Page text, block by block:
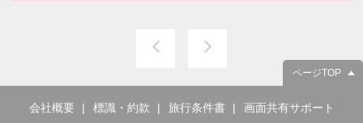
ページTOP
会社概要 標識・約款 旅行条件書 画面共有サポート